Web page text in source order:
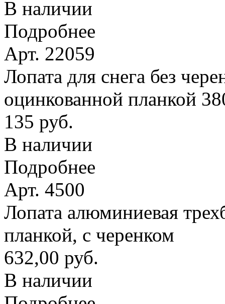
В наличии
Подробнее
Арт. 22059
Лопата для снега без
оцинкованной планкой
135 руб.
В наличии
Подробнее
Арт. 4500
Лопата алюминиевая
планкой, с черенком
632,00 руб.
В наличии